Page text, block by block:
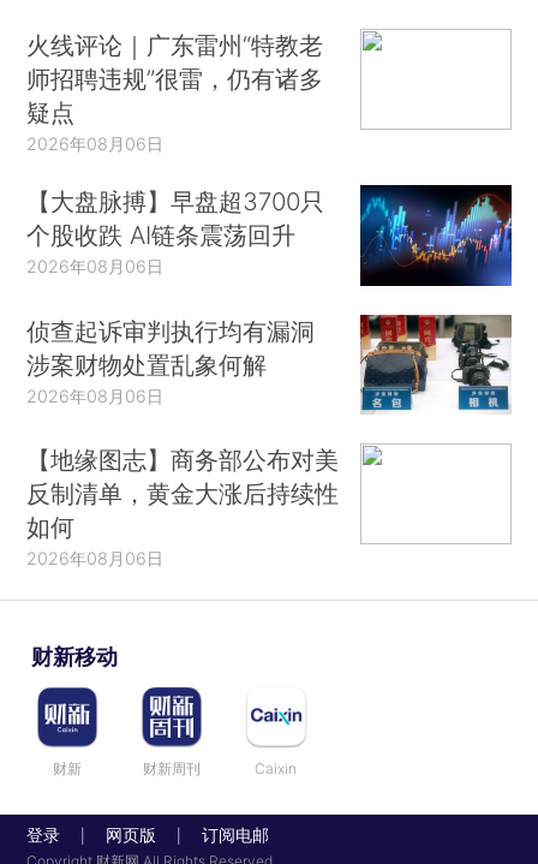
火线评论｜广东雷州“特教老
师招聘违规”很雷，仍有诸多
疑点
2026年08月06日
【大盘脉搏】早盘超3700只
个股收跌 AI链条震荡回升
2026年08月06日
侦查起诉审判执行均有漏洞
涉案财物处置乱象何解
2026年08月06日
【地缘图志】商务部公布对美
反制清单，黄金大涨后持续性
如何
2026年08月06日
财新移动
财新 财新周刊 Caixin
登录 网页版 订阅电邮